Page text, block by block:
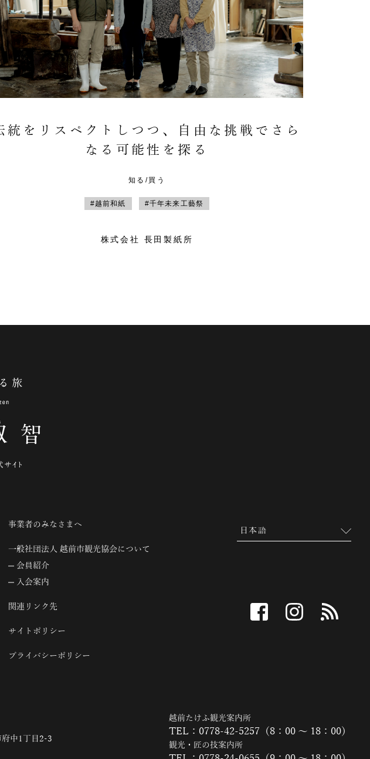
統をリスペクトしつつ、自由な挑戦でさら
なる可能性を探る
知る/買う
#越前和紙 #千年未来工藝祭
株式会社 長田製紙所
事業者のみなさまへ
一般社団法人 越前市観光協会について
会員紹介
入会案内
関連リンク先
サイトポリシー
プライバシーポリシー
facebook instagram
中1丁目2-3
越前たけふ観光案内所
TEL：0778-42-5257（8：00 ～ 18：00）
観光・匠の技案内所